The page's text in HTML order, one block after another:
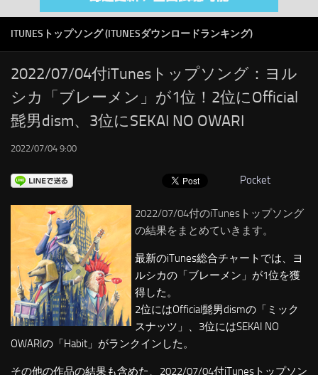
RSS
LINKS
ITUNESトップソング (ITUNESダウンロードランキング)
2022/07/04付iTunesトップソング：ヨル
シカ「ブレーメン」が1位！2位にOfficial
髭男dism、3位にSEKAI NO OWARI
2022/07/04 9:00
Pocket
2022/07/04付のiTunesトップソング
の結果をまとめていきます。
最新のiTunes総合チャートでは、ヨ
ルシカの「ブレーメン」が1位を獲
得した。
2位にはOfficial髭男dismの「ミック
スナッツ」、3位にはSEKAI NO
OWARIの「Habit」がランクインした。
その他の作品の結果も含めた、2022/07/04付iTunesトップソン